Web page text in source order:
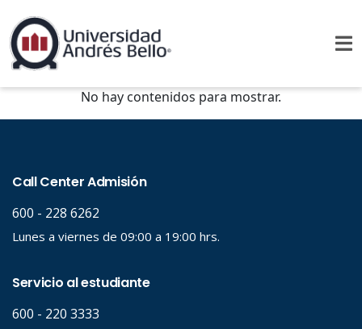
No hay contenidos para mostrar.